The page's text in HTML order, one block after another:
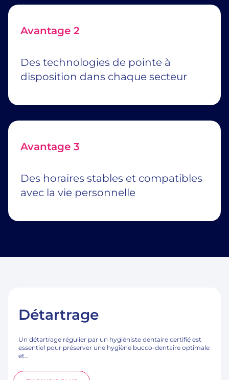
Avantage 2
Des technologies de pointe à
disposition dans chaque secteur
Avantage 3
Des horaires stables et compatibles
avec la vie personnelle
Détartrage
Un détartrage régulier par un hygiéniste dentaire certifié est
essentiel pour préserver une hygiène bucco-dentaire optimale
et…